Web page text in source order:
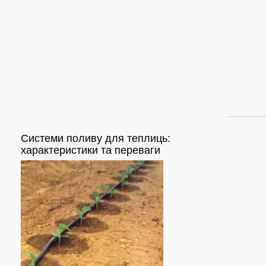
Системи поливу для теплиць:
характеристики та переваги